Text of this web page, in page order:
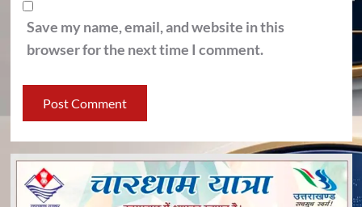
Save my name, email, and website in this
browser for the next time I comment.